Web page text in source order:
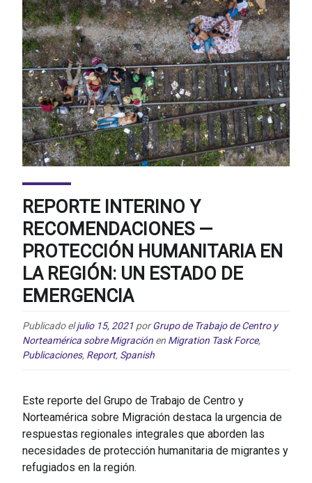
REPORTE INTERINO Y
RECOMENDACIONES —
PROTECCIÓN HUMANITARIA EN
LA REGIÓN: UN ESTADO DE
EMERGENCIA
Publicado eljulio 15, 2021 por Grupo de Trabajo de Centro y
Norteamérica sobre Migración en Migration Task Force,
Publicaciones, Report, Spanish
Este reporte del Grupo de Trabajo de Centro y
Norteamérica sobre Migración destaca la urgencia de
respuestas regionales integrales que aborden las
necesidades de protección humanitaria de migrantes y
refugiados en la región.